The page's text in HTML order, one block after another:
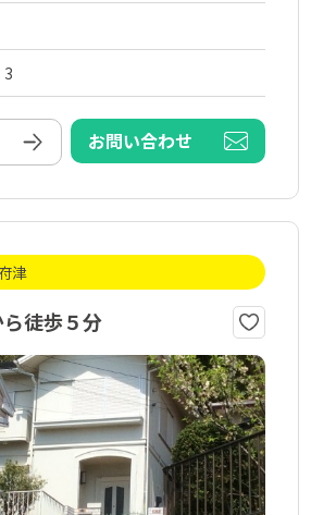
3
お問い合わせ
津
徒歩５分